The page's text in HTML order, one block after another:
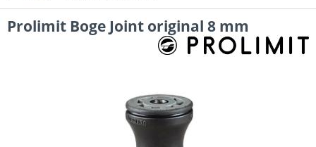
Prolimit Boge Joint original 8 mm